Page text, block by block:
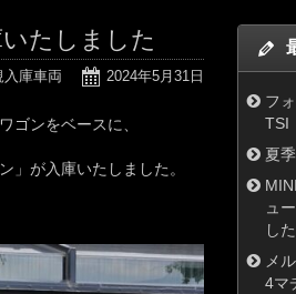
たしました
2024年5月31日
入庫車両
ゴンをベースに、
」が入庫いたしました。
フ
TSI
夏
ュ
した
メ
4マ